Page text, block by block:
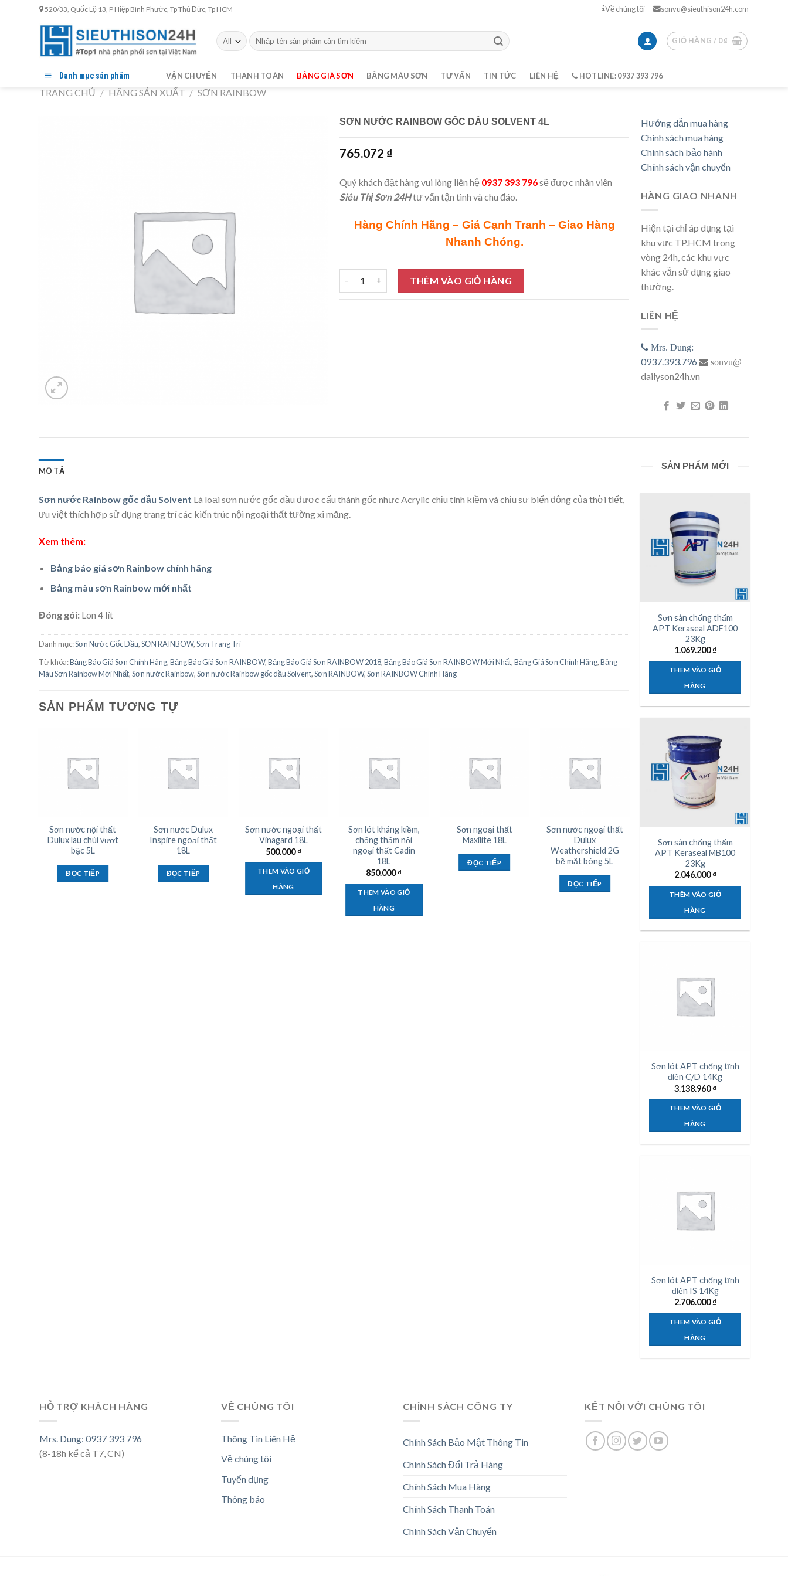
520/33, Quốc Lộ 13, P Hiệp Bình Phước, Tp Thủ Đức, Tp HCM Về chúng tôi sonvu@sieuthison24h.com
Tìm
kiếm:
GIỎ HÀNG / 0₫
Danh mục sản phẩm VẬN CHUYỂN THANH TOÁN BẢNG GIÁ SƠN BẢNG MÀU SƠN TƯ VẤN TIN TỨC LIÊN HỆ HOTLINE: 0937 393 796
TRANG CHỦ / HÃNG SẢN XUẤT / SƠN RAINBOW
SƠN NƯỚC RAINBOW GỐC DẦU SOLVENT 4L
765.072 ₫
Quý khách đặt hàng vui lòng liên hệ 0937 393 796sẽ được nhân viên
Siêu Thị Sơn 24Htư vấn tận tình và chu đáo.
Hàng Chính Hãng – Giá Cạnh Tranh – Giao Hàng
Nhanh Chóng.
Sơn nước Rainbow gốc dầu Solvent 4L số lượng
THÊM VÀO GIỎ HÀNG
Hướng dẫn mua hàng
Chính sách mua hàng
Chính sách bảo hành
Chính sách vận chuyển
HÀNG GIAO NHANH
Hiện tại chỉ áp dụng tại
khu vực TP.HCM trong
vòng 24h, các khu vực
khác vẫn sử dụng giao
thường.
LIÊN HỆ
Mrs. Dung:
0937.393.796 sonvu@
dailyson24h.vn
MÔ TẢ
Sơn nước Rainbow gốc dầu Solvent Là loại sơn nước gốc dầu được cấu thành gốc nhực Acrylic chịu tính kiềm và chịu sự biến động của thời tiết,
ưu việt thích hợp sử dụng trang trí các kiến trúc nội ngoại thất tường xi măng.
Xem thêm:
Bảng báo giá sơn Rainbow chính hãng
Bảng màu sơn Rainbow mới nhất
Đóng gói:Lon 4 lít
Danh mục:Sơn Nước Gốc Dầu,SƠN RAINBOW,Sơn Trang Trí
Từ khóa:Bảng Báo Giá Sơn Chính Hãng,Bảng Báo Giá Sơn RAINBOW,Bảng Báo Giá Sơn RAINBOW 2018,Bảng Báo Giá Sơn RAINBOW Mới Nhất,Bảng Giá Sơn Chính Hãng,Bảng
Màu Sơn Rainbow Mới Nhất,Sơn nước Rainbow,Sơn nước Rainbow gốc dầu Solvent,Sơn RAINBOW,Sơn RAINBOW Chính Hãng
SẢN PHẨM TƯƠNG TỰ
Sơn nước nội thất
Dulux lau chùi vượt
bậc 5L
ĐỌC TIẾP
Sơn nước Dulux
Inspire ngoại thất
18L
ĐỌC TIẾP
Sơn nước ngoại thất
Vinagard 18L
500.000₫
THÊM VÀO GIỎ
HÀNG
Sơn lót kháng kiềm,
chống thấm nội
ngoại thất Cadin
18L
850.000₫
THÊM VÀO GIỎ
HÀNG
Sơn ngoại thất
Maxilite 18L
ĐỌC TIẾP
Sơn nước ngoại thất
Dulux
Weathershield 2G
bề mặt bóng 5L
ĐỌC TIẾP
Inspire nội thất 4L
ĐỌC TIẾP
SẢN PHẨM MỚI
Sơn sàn chống thấm
APT Keraseal ADF100
23Kg
1.069.200₫
THÊM VÀO GIỎ
HÀNG
Sơn sàn chống thấm
APT Keraseal MB100
23Kg
2.046.000₫
THÊM VÀO GIỎ
HÀNG
Sơn lót APT chống tĩnh
điện C/D 14Kg
3.138.960₫
THÊM VÀO GIỎ
HÀNG
Sơn lót APT chống tĩnh
điện IS 14Kg
2.706.000₫
THÊM VÀO GIỎ
HÀNG
HỖ TRỢ KHÁCH HÀNG
Mrs. Dung: 0937 393 796
(8-18h kể cả T7, CN)
VỀ CHÚNG TÔI
Thông Tin Liên Hệ
Về chúng tôi
Tuyển dụng
Thông báo
CHÍNH SÁCH CÔNG TY
Chính Sách Bảo Mật Thông Tin
Chính Sách Đổi Trả Hàng
Chính Sách Mua Hàng
Chính Sách Thanh Toán
Chính Sách Vận Chuyển
KẾT NỐI VỚI CHÚNG TÔI